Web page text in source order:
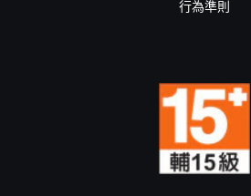
行為準則